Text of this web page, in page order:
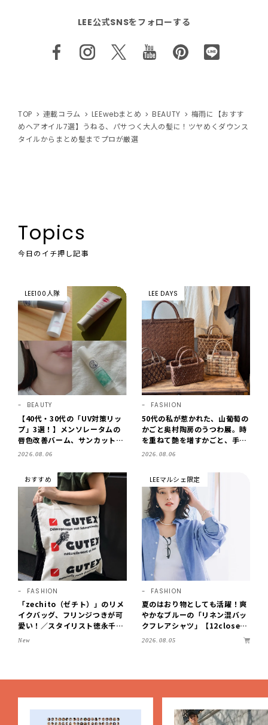
LEE公式SNSをフォローする
TOP 連載コラム LEEwebまとめ BEAUTY
梅雨に【おすす
めヘアオイル7選】うねる、パサつく大人の髪に！ツヤめくダウンス
タイルからまとめ髪までプロが厳選
Topics
今日のイチ押し記事
LEE100人隊
BEAUTY
【40代・30代の「UV対策リッ
プ」3選！】メンソレータムの
唇色改善バーム、サンカットな
どを「夏の紫外線対策」に愛用
スメ・2026】
2026.08.06
LEE DAYS
FASHION
50代の私が惹かれた、山葡萄の
かごと奥村陶房のうつわ展。時
を重ねて艶を増すかごと、手仕
事の美しさに出会いました。
2026.08.06
おすすめ
FASHION
「zechito（ゼチト）」のリメ
イクバッグ、フリンジつきが可
愛い！／スタイリスト徳永千夏
さん【おやこども名品】
New
LEEマルシェ限定
FASHION
夏のはおり物としても活躍！爽
やかなブルーの「リネン混バッ
クフレアシャツ」【12close
t】
2026.08.05